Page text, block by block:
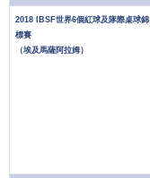
2018 IBSF世界6個紅球及隊際桌球錦
標賽
（埃及馬薩阿拉姆）